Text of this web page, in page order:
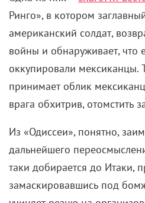
черненой бронзе. И отсылки
совершенно ни при чем.
не удивляют, учитывая, что
докапывались даже до
нобелевским лауреатом
консультанта. А критика в
основанная на нескольких
страннее – ведь Нолан не
давно минувших дней с
а пропускал их сквозь
Гомера он называл кем-то